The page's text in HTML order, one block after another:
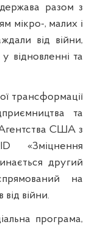
разом з
мікро-, малих і
від війни,
відновленні та
трансформації
та
США з
«Зміцнення
другий
на
війни.
програма,